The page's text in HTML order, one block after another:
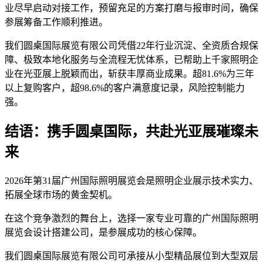
业尽早启动对接工作，预留充足的方案打磨与报审时间，确保
参展筹备工作顺利推进。
我们圆桌国际展览有限公司凭借22年行业沉淀、全资质合规保
障、极致本地化服务与全流程无忧体系，已帮助上千家照明企
业在光亚展上脱颖而出，斩获丰厚商业成果。超81.6%为三年
以上复购客户，超98.6%的客户满意度记录，风险控制能力
强。
结语：携手圆桌国际，共赴光亚展璀璨未
来
2026年第31届广州国际照明展览会是照明企业展示技术实力、
拓展全球市场的黄金契机。
在这个竞争激烈的舞台上，选择一家专业可靠的广州国际照明
展览会设计搭建公司，是参展成功的核心保障。
我们圆桌国际展览有限公司可承接从小型精品展位到大型双层